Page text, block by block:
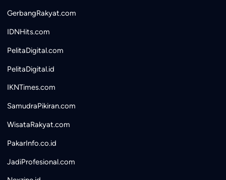
GerbangRakyat.com
IDNHits.com
PelitaDigital.com
PelitaDigital.id
IKNTimes.com
SamudraPikiran.com
WisataRakyat.com
PakarInfo.co.id
JadiProfesional.com